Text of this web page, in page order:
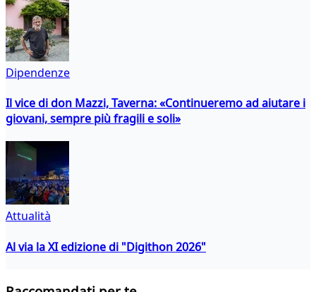
Dipendenze
Il vice di don Mazzi, Taverna: «Continueremo ad aiutare i
giovani, sempre più fragili e soli»
Attualità
Al via la XI edizione di "Digithon 2026"